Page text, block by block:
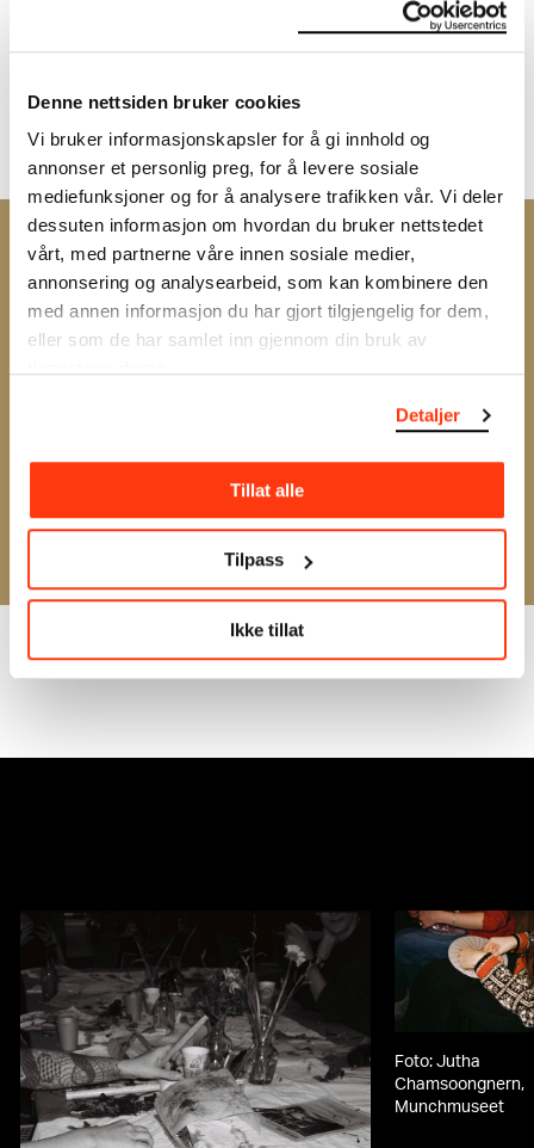
Denne nettsiden bruker cookies
Vi bruker informasjonskapsler for å gi innhold og
annonser et personlig preg, for å levere sosiale
mediefunksjoner og for å analysere trafikken vår. Vi deler
dessuten informasjon om hvordan du bruker nettstedet
vårt, med partnerne våre innen sosiale medier,
annonsering og analysearbeid, som kan kombinere den
med annen informasjon du har gjort tilgjengelig for dem,
eller som de har samlet inn gjennom din bruk av
Detaljer
Tillat alle
Tilpass
Ikke tillat
stemmer kan blomstre og nå et bredere publikum.
Vi gir nye innganger til kunsten og gjør musikken
lyd.
MUNCH MEDLEM
Gjør MUNCH til din møteplass.
Med U25-medlemskap får du ubegrenset inngang
for deg og en venn, samt rabatt på konserter og
arrangementer.
Foto: Jutha
Chamsoongnern,
Munchmuseet
Foto:
Marius